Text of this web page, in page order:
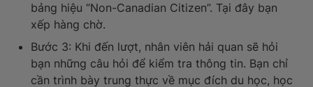
bảng hiệu “Non-Canadian Citizen”. Tại đây bạn
xếp hàng chờ.
Bước 3: Khi đến lượt, nhân viên hải quan sẽ hỏi
bạn những câu hỏi để kiểm tra thông tin. Bạn chỉ
cần trình bày trung thực về mục đích du học, học